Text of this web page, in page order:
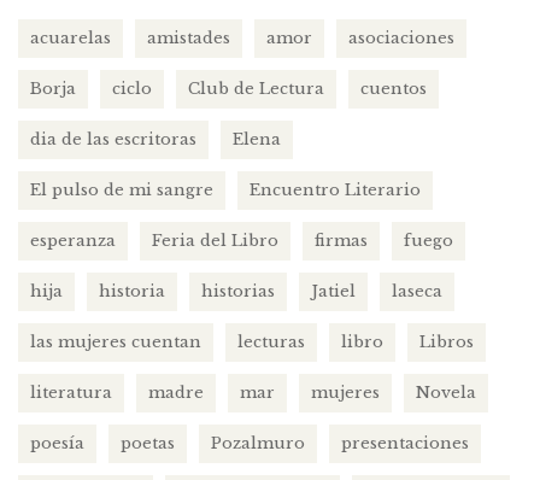
acuarelas amistades amor asociaciones
Borja ciclo Club de Lectura cuentos
dia de las escritoras Elena
El pulso de mi sangre Encuentro Literario
esperanza Feria del Libro firmas fuego
hija historia historias Jatiel laseca
las mujeres cuentan lecturas libro Libros
literatura madre mar mujeres Novela
poesía poetas Pozalmuro presentaciones